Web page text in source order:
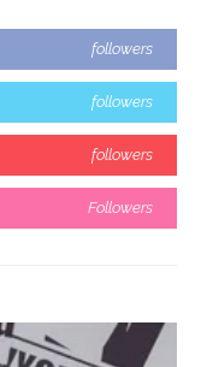
followers
followers
followers
Followers